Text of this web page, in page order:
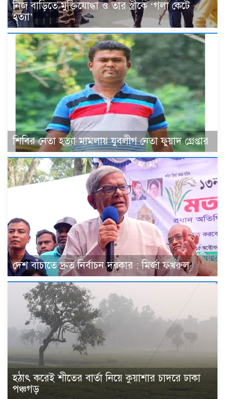
নিজ বাড়িতে মুক্তিযোদ্ধা ও তার স্ত্রীকে ‘গলা কেটে
হত্যা’
শিবির নেতা হত্যা মামলায় যুবলীগ নেতা ফুয়াদ গ্রেপ্তার
দেশ বাঁচাতে দ্রুত নির্বাচন দরকার : মির্জা ফখরুল
হঠাৎ করেই শীতের বার্তা নিয়ে কুয়াশার চাদরে ঢাকা
পঞ্চগড়